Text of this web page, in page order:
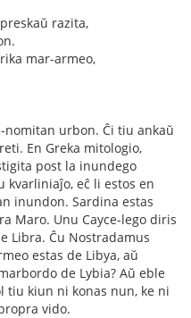
razita,
mar-armeo,
nomitan urbon. Ĉi tiu ankaŭ
En Greka mitologio,
post la inundego
kvarliniaĵo, eĉ li estos en
inundon. Sardina estas
Maro. Unu Cayce-lego diris
Libra. Ĉu Nostradamus
estas de Libya, aŭ
de Lybia? Aŭ eble
tiu kiun ni konas nun, ke ni
vido.